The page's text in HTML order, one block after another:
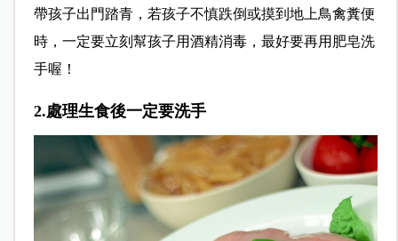
帶孩子出門踏青，若孩子不慎跌倒或摸到地上鳥禽糞便
時，一定要立刻幫孩子用酒精消毒，最好要再用肥皂洗
手喔！
2.處理生食後一定要洗手